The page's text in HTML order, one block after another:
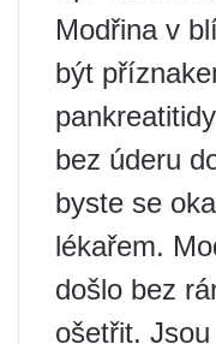
Modřina v
být
bez úderu
byste se
lékařem.
došlo bez
ošetřit.